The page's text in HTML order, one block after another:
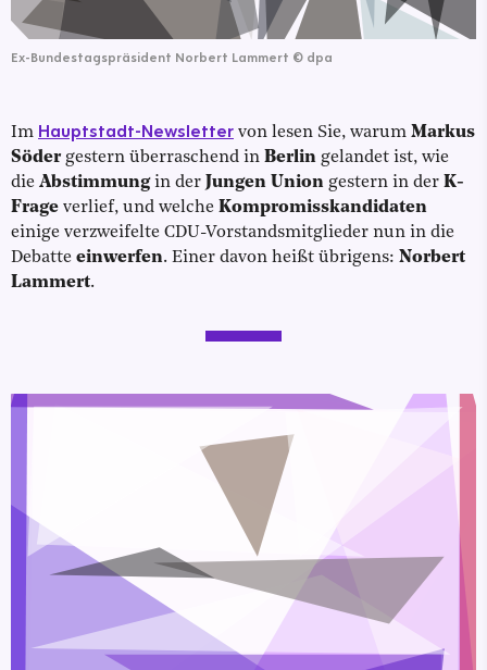
Ex-Bundestagspräsident Norbert Lammert © dpa
Im Hauptstadt-Newsletter von lesen Sie, warum Markus
Södergestern überraschend in Berlin gelandet ist, wie
die Abstimmungin der Jungen Union gestern in der K-
Frage verlief, und welche Kompromisskandidaten
einige verzweifelte CDU-Vorstandsmitglieder nun in die
Debatte einwerfen. Einer davon heißt übrigens: Norbert
Lammert.